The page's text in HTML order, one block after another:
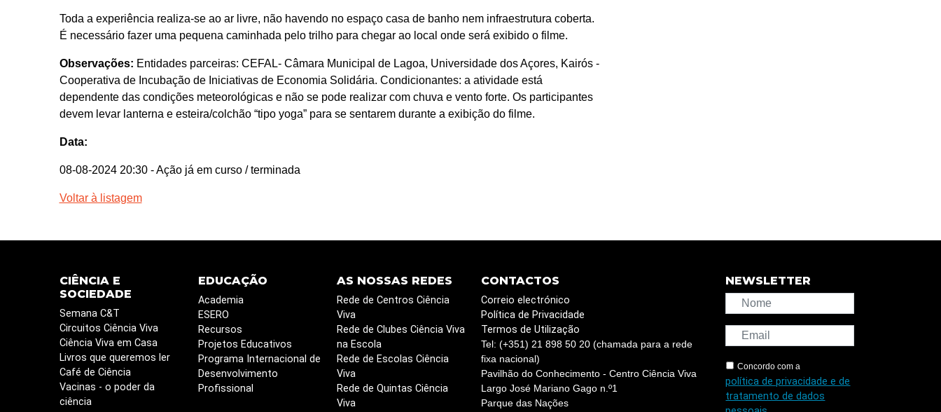
Toda a experiência realiza-se ao ar livre, não havendo no espaço casa de banho nem infraestrutura coberta.
É necessário fazer uma pequena caminhada pelo trilho para chegar ao local onde será exibido o filme.
Observações: Entidades parceiras: CEFAL- Câmara Municipal de Lagoa, Universidade dos Açores, Kairós -
Cooperativa de Incubação de Iniciativas de Economia Solidária. Condicionantes: a atividade está
dependente das condições meteorológicas e não se pode realizar com chuva e vento forte. Os participantes
devem levar lanterna e esteira/colchão “tipo yoga” para se sentarem durante a exibição do filme.
Data:
08-08-2024 20:30 - Ação já em curso / terminada
Voltar à listagem
CIÊNCIA E
SOCIEDADE
Semana C&T
Circuitos Ciência Viva
Ciência Viva em Casa
Livros que queremos ler
Café de Ciência
Vacinas - o poder da
ciência
EDUCAÇÃO
Academia
ESERO
Recursos
Projetos Educativos
Programa Internacional de
Desenvolvimento
Profissional
AS NOSSAS REDES
Rede de Centros Ciência
Viva
Rede de Clubes Ciência Viva
na Escola
Rede de Escolas Ciência
Viva
Rede de Quintas Ciência
Viva
CONTACTOS
Correio electrónico
Política de Privacidade
Termos de Utilização
Tel: (+351) 21 898 50 20 (chamada para a rede
fixa nacional)
Pavilhão do Conhecimento - Centro Ciência Viva
Largo José Mariano Gago n.º1
Parque das Nações
NEWSLETTER
Concordo com a
política de privacidade e de
tratamento de dados